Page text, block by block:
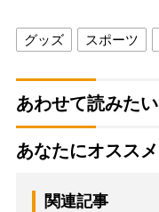
グッズ スポーツ
あわせて読みたい
あなたにオススメ
関連記事